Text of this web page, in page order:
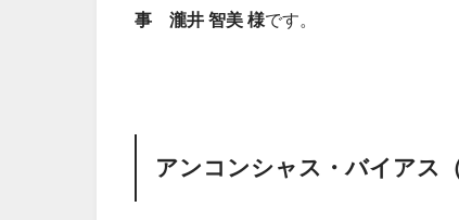
事 瀧井 智美 様です。
アンコンシャス・バイアス